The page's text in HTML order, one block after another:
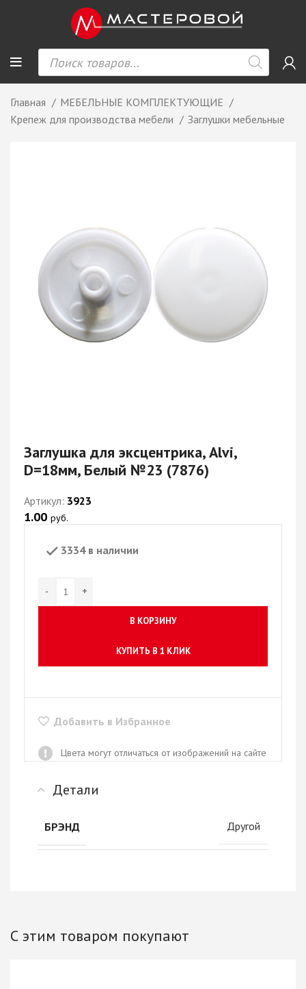
Главная
МЕБЕЛЬНЫЕ КОМПЛЕКТУЮЩИЕ
Крепеж для производства мебели
Заглушки мебельные
Заглушка для эксцентрика, Alvi,
D=18мм, Белый №23 (7876)
Артикул: 3923
1.00 руб.
3334 в наличии
В КОРЗИНУ
КУПИТЬ В 1 КЛИК
Добавить в Избранное
Цвета могут отличаться от изображений на сайте
Детали
БРЭНД Другой
С этим товаром покупают